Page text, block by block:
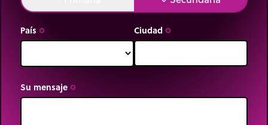
País trip_origin Ciudad trip_origin
Su mensaje trip_origin